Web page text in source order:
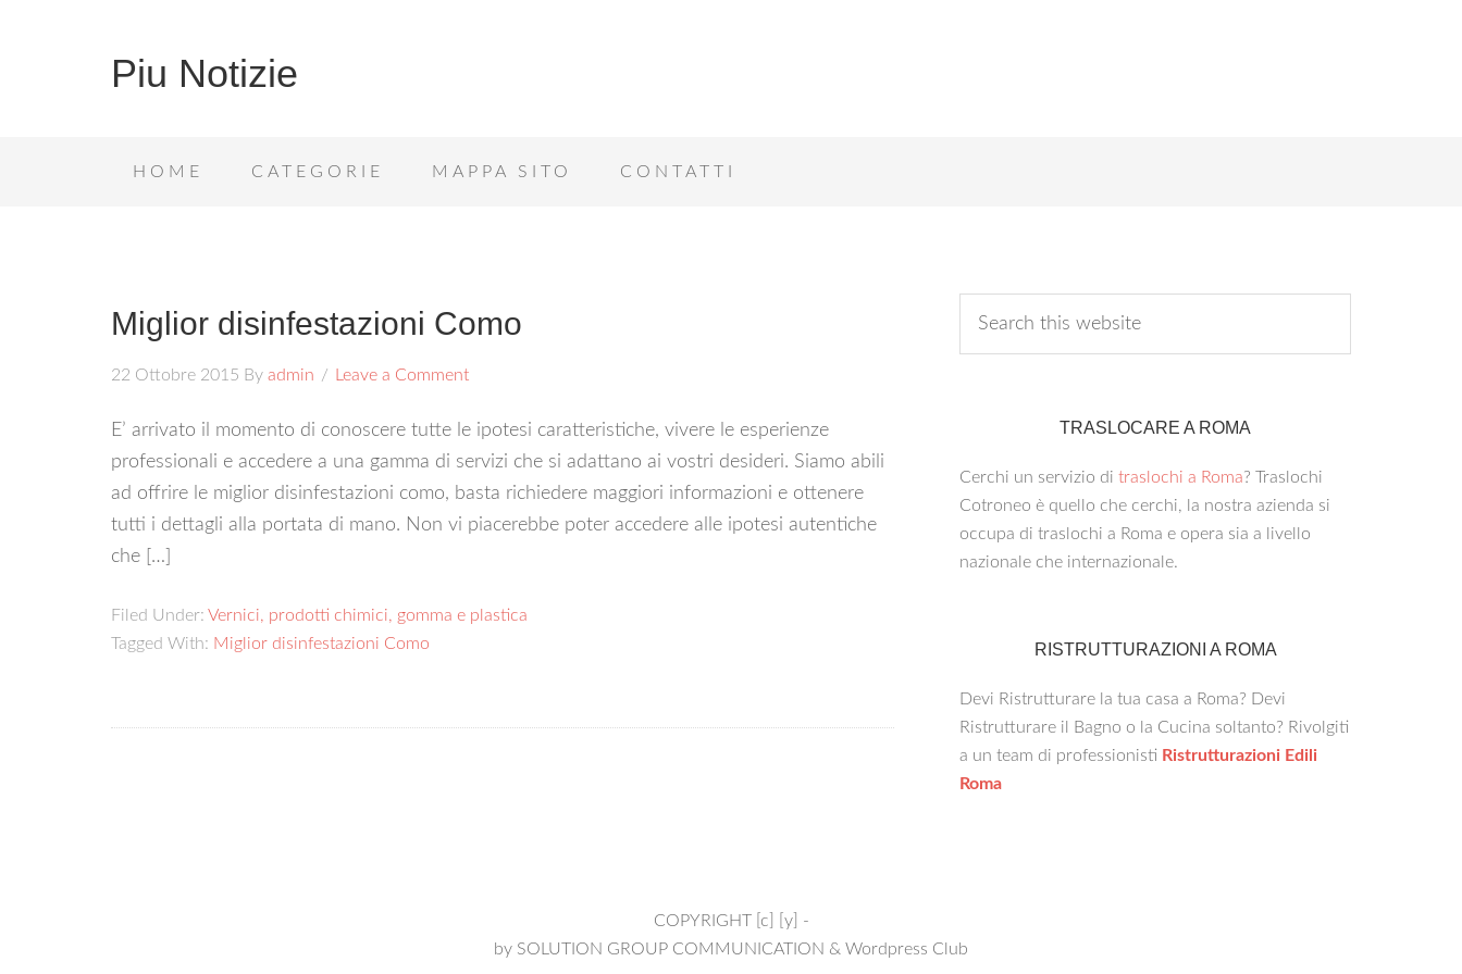
Piu Notizie
HOME CATEGORIE MAPPA SITO CONTATTI
Miglior disinfestazioni Como
22 Ottobre 2015 By admin Leave a Comment
E’ arrivato il momento di conoscere tutte le ipotesi caratteristiche, vivere le esperienze
professionali e accedere a una gamma di servizi che si adattano ai vostri desideri. Siamo abili
ad offrire le miglior disinfestazioni como, basta richiedere maggiori informazioni e ottenere
tutti i dettagli alla portata di mano. Non vi piacerebbe poter accedere alle ipotesi autentiche
che […]
Filed Under: Vernici, prodotti chimici, gomma e plastica
Tagged With: Miglior disinfestazioni Como
TRASLOCARE A ROMA
Cerchi un servizio di traslochi a Roma? Traslochi
Cotroneo è quello che cerchi, la nostra azienda si
occupa di traslochi a Roma e opera sia a livello
nazionale che internazionale.
RISTRUTTURAZIONI A ROMA
Devi Ristrutturare la tua casa a Roma? Devi
Ristrutturare il Bagno o la Cucina soltanto? Rivolgiti
a un team di professionisti Ristrutturazioni Edili
Roma
COPYRIGHT [c] [y] -
by SOLUTION GROUP COMMUNICATION & Wordpress Club